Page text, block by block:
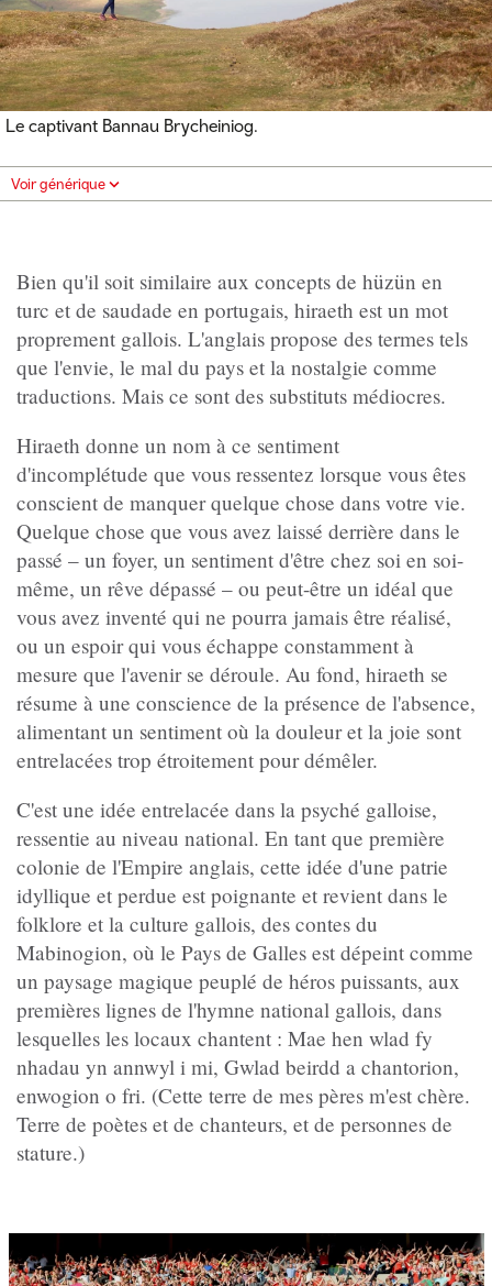
Le captivant Bannau Brycheiniog.
Voir générique
Bien qu'il soit similaire aux concepts de hüzün en
turc et de saudade en portugais, hiraeth est un mot
proprement gallois. L'anglais propose des termes tels
que l'envie, le mal du pays et la nostalgie comme
traductions. Mais ce sont des substituts médiocres.
Hiraeth donne un nom à ce sentiment
d'incomplétude que vous ressentez lorsque vous êtes
conscient de manquer quelque chose dans votre vie.
Quelque chose que vous avez laissé derrière dans le
passé – un foyer, un sentiment d'être chez soi en soi-
même, un rêve dépassé – ou peut-être un idéal que
vous avez inventé qui ne pourra jamais être réalisé,
ou un espoir qui vous échappe constamment à
mesure que l'avenir se déroule. Au fond, hiraeth se
résume à une conscience de la présence de l'absence,
alimentant un sentiment où la douleur et la joie sont
entrelacées trop étroitement pour démêler.
C'est une idée entrelacée dans la psyché galloise,
ressentie au niveau national. En tant que première
colonie de l'Empire anglais, cette idée d'une patrie
idyllique et perdue est poignante et revient dans le
folklore et la culture gallois, des contes du
Mabinogion, où le Pays de Galles est dépeint comme
un paysage magique peuplé de héros puissants, aux
premières lignes de l'hymne national gallois, dans
lesquelles les locaux chantent : Mae hen wlad fy
nhadau yn annwyl i mi, Gwlad beirdd a chantorion,
enwogion o fri. (Cette terre de mes pères m'est chère.
Terre de poètes et de chanteurs, et de personnes de
stature.)